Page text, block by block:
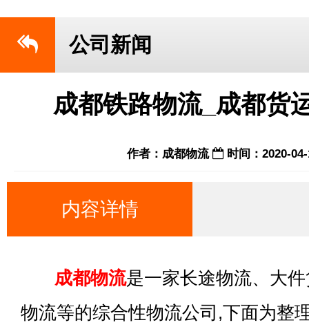
公司新闻
成都铁路物流_成都货
作者：成都物流 时间：2020-
内容详情
成都物流是一家长途物流、大
物流等的综合性物流公司,下面为整